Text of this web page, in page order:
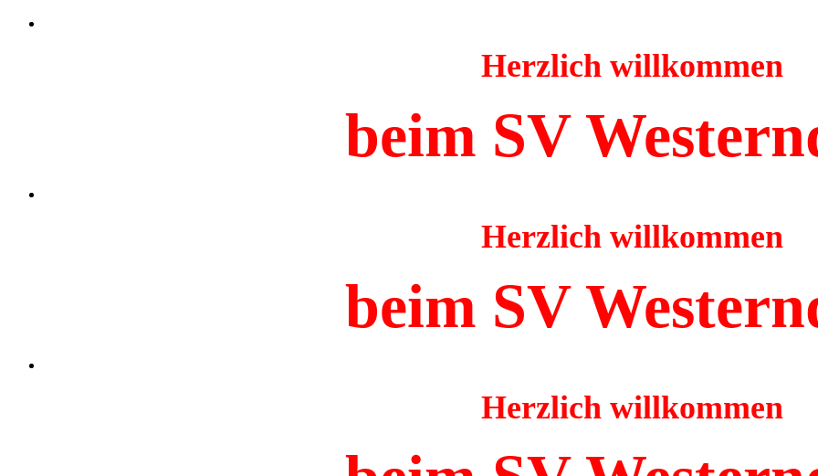
Herzlich willkommen
beim SV
Herzlich willkommen
beim SV
Herzlich willkommen